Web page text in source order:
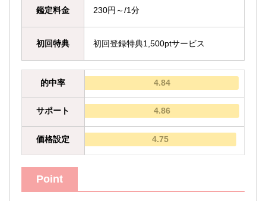
鑑定料金 230円～/1分
初回特典 初回登録特典1,500ptサービス
的中率 4.84
サポート 4.86
価格設定 4.75
Point